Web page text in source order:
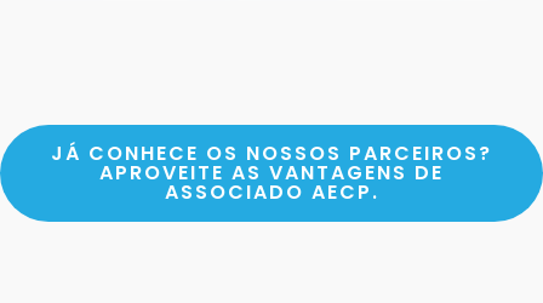
JÁ CONHECE OS NOSSOS PARCEIROS?
APROVEITE AS VANTAGENS DE
ASSOCIADO AECP.